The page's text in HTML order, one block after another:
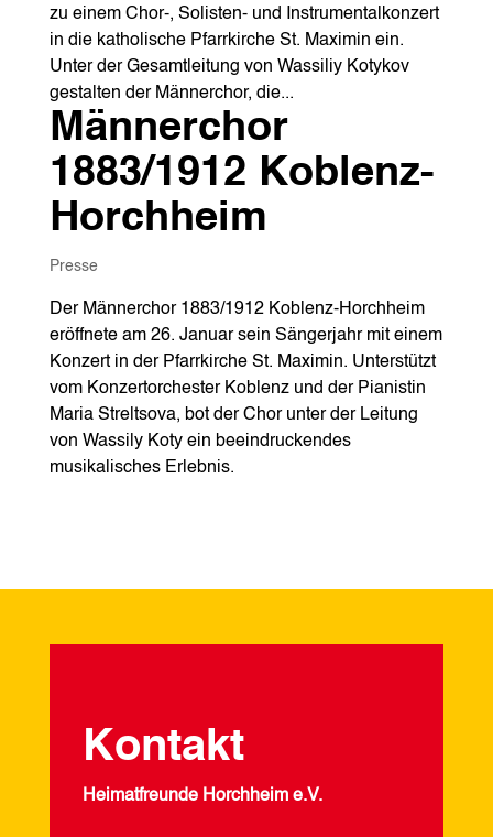
zu einem Chor-, Solisten- und Instrumentalkonzert
in die katholische Pfarrkirche St. Maximin ein.
Unter der Gesamtleitung von Wassiliy Kotykov
gestalten der Männerchor, die...
Männerchor
1883/1912 Koblenz-
Horchheim
Presse
Der Männerchor 1883/1912 Koblenz-Horchheim
eröffnete am 26. Januar sein Sängerjahr mit einem
Konzert in der Pfarrkirche St. Maximin. Unterstützt
vom Konzertorchester Koblenz und der Pianistin
Maria Streltsova, bot der Chor unter der Leitung
von Wassily Koty ein beeindruckendes
musikalisches Erlebnis.
Kontakt
Heimatfreunde Horchheim e.V.